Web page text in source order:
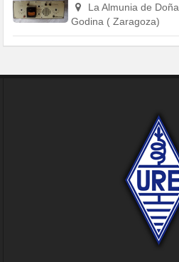
La Almunia de Doña
Godina ( Zaragoza)